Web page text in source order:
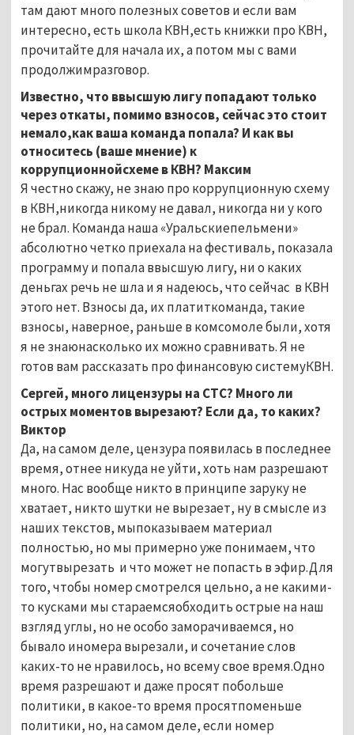
там дают много полезных советов и если вам
интересно, есть школа КВН,есть книжки про КВН,
прочитайте для начала их, а потом мы с вами
продолжимразговор.
Известно, что ввысшую лигу попадают только
через откаты, помимо взносов, сейчас это стоит
немало,как ваша команда попала? И как вы
относитесь (ваше мнение) к
коррупционнойсхеме в КВН? Максим
Я честно скажу, не знаю про коррупционную схему
в КВН,никогда никому не давал, никогда ни у кого
не брал. Команда наша «Уральскиепельмени»
абсолютно четко приехала на фестиваль, показала
программу и попала ввысшую лигу, ни о каких
деньгах речь не шла и я надеюсь, что сейчас в КВН
этого нет. Взносы да, их платиткоманда, такие
взносы, наверное, раньше в комсомоле были, хотя
я не знаюнасколько их можно сравнивать. Я не
готов вам рассказать про финансовую системуКВН.
Сергей, много лицензуры на СТС? Много ли
острых моментов вырезают? Если да, то каких?
Виктор
Да, на самом деле, цензура появилась в последнее
время, отнее никуда не уйти, хоть нам разрешают
много. Нас вообще никто в принципе заруку не
хватает, никто шутки не вырезает, ну в смысле из
наших текстов, мыпоказываем материал
полностью, но мы примерно уже понимаем, что
могутвырезать и что может не попасть в эфир.Для
того, чтобы номер смотрелся цельно, а не какими-
то кусками мы стараемсяобходить острые на наш
взгляд углы, но не особо заморачиваемся, но
бывало иномера вырезали, и сочетание слов
каких-то не нравилось, но всему свое время.Одно
время разрешают и даже просят побольше
политики, в какое-то время просятпоменьше
политики, но, на самом деле, если номер